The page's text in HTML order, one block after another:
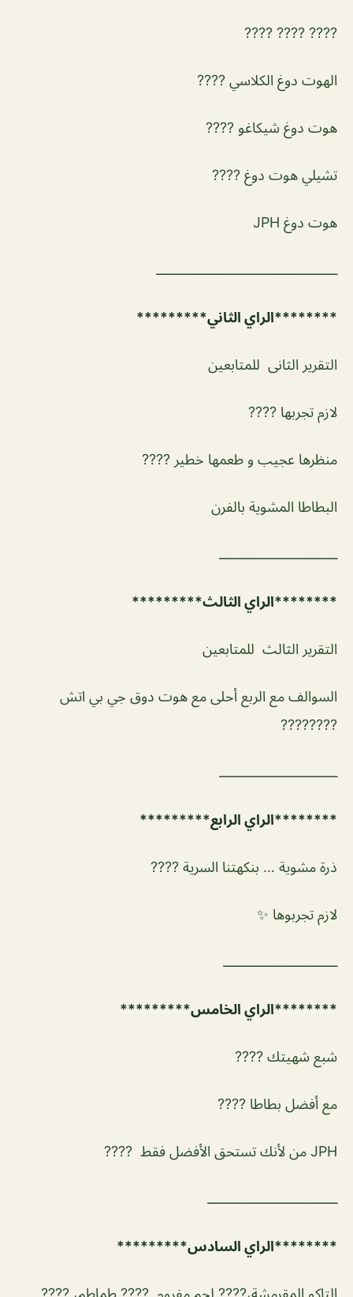
???? ???? ????
الهوت دوغ الكلاسي ????
هوت دوغ شيكاغو ????
تشيلي هوت دوغ ????
هوت دوغ JPH
ــــــــــــــــــــــــــــــــــــــــــــــ
********الراي الثاني*********
التقرير الثانى للمتابعين
لازم تجربها ????
منظرها عجيب و طعمها خطير ????
البطاطا المشوية بالفرن
ــــــــــــــــــــــــــــــ
********الراي الثالث*********
التقرير الثالث للمتابعين
السوالف مع الربع أحلى مع هوت دوق جي بي اتش
????????
ــــــــــــــــــــــــــــــ
********الراي الرابع*********
ذرة مشوية … بنكهتنا السرية ????
لازم تجربوها ✨
ـــــــــــــــــــــــــــــ
********الراي الخامس*********
شبع شهيتك ????
مع أفضل بطاطا ????
JPH من لأنك تستحق الأفضل فقط ????
ـــــــــــــــــــــــــــــــــ
********الراي السادس*********
التاكو المقرمشة،???? لحم مفروم, ???? طماطم، ????